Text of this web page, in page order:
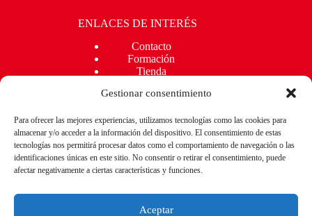
Gestionar consentimiento
Para ofrecer las mejores experiencias, utilizamos tecnologías como las cookies para
almacenar y/o acceder a la información del dispositivo. El consentimiento de estas
tecnologías nos permitirá procesar datos como el comportamiento de navegación o las
identificaciones únicas en este sitio. No consentir o retirar el consentimiento, puede
afectar negativamente a ciertas características y funciones.
Aceptar
ENLACES DE INTERÉS
Contacto
Formación
Tienda
Blog
REDES SOCIALES
CONTACTO